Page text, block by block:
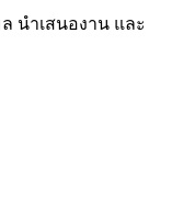
นำเสนองาน และ